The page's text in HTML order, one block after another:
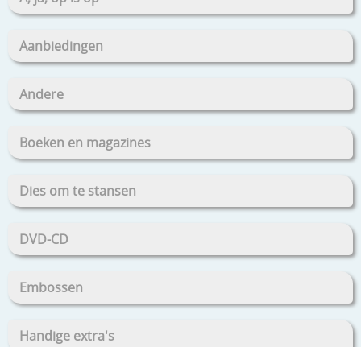
Aanbiedingen
Andere
Boeken en magazines
Dies om te stansen
DVD-CD
Embossen
Handige extra's